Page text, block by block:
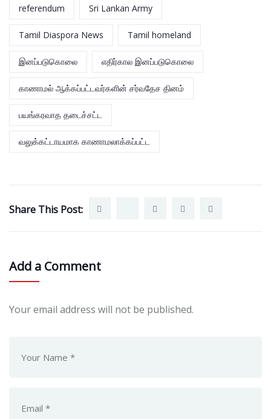
referendum Sri Lankan Army
Tamil Diaspora News Tamil homeland
இனப்படுகொலை எதிர்கால இனப்படுகொலை
காணாமல் ஆக்கப்பட்டவர்களின் சர்வதேச தினம்
பயங்கரவாத தடைச்சட்ட
வலுக்கட்டாயமாக காணாமலாக்கப்பட்ட
Share This Post:
Add a Comment
Your email address will not be published.